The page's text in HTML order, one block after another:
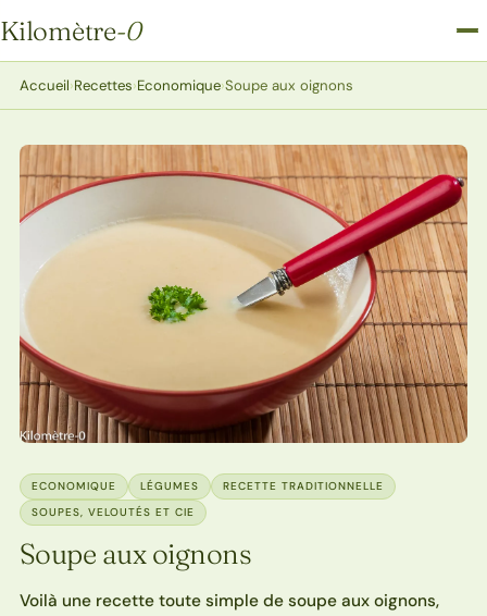
Kilomètre-0
Kilomètre-0
Accueil›Recettes›Economique›Soupe aux oignons
ECONOMIQUE LÉGUMES
RECETTE TRADITIONNELLE
SOUPES, VELOUTÉS ET CIE
Soupe aux oignons
Voilà une recette toute simple de soupe aux oignons,